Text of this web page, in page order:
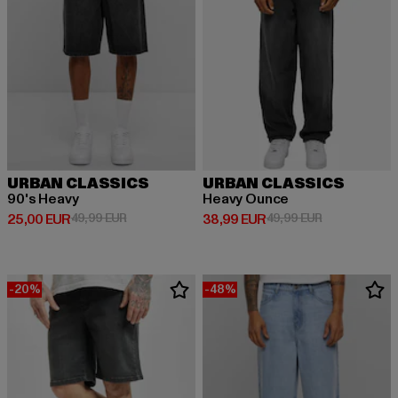
URBAN CLASSICS
90's Heavy
25,00 EUR
Derzeitiger Preis: 25,00 EUR
49,99 EURAktionspreis: 49,99 EUR
URBAN CLASSICS
Heavy Ounce
38,99 EUR
Derzeitiger Preis: 38,99 EUR
49,99 EURAktionspreis:
-20% -48%